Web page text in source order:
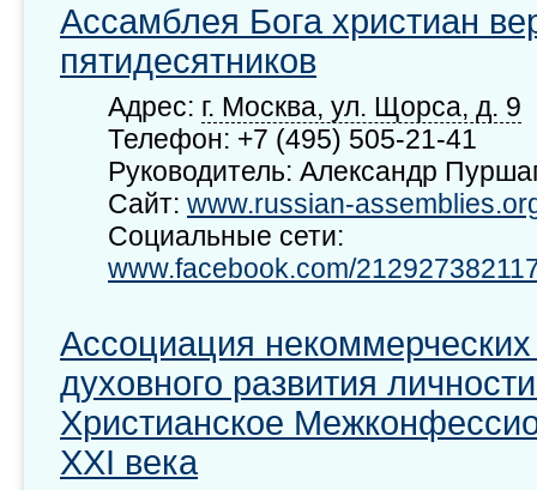
Ассамблея Бога христиан
пятидесятников
Адрес: г. Москва, ул. Щорса, д. 9
Телефон: +7 (495) 505-21-41
Руководитель: Александр
Сайт: www.russian-
Социальные сети:
www.facebook.com/
Ассоциация некоммерческих
духовного развития
Христианское
ХХI века